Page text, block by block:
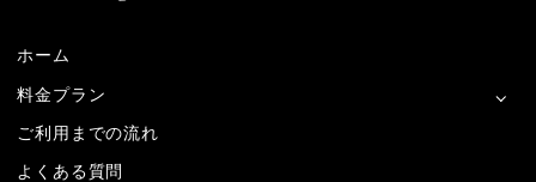
ホーム
料金プラン
ご利用までの流れ
よくある質問